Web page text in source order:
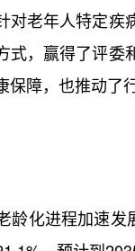
对老年人特定
式，赢得了评委
障，也推动了
龄化进程加速